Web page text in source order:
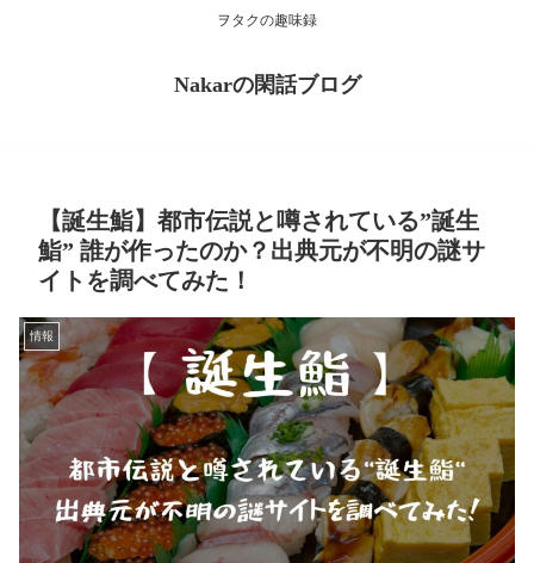
ヲタクの趣味録
Nakarの閑話ブログ
【誕生鮨】都市伝説と噂されている”誕生
鮨” 誰が作ったのか？出典元が不明の謎サ
イトを調べてみた！
情報